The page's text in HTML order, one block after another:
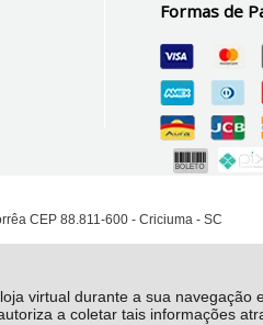
virtual durante a sua navegação
a coletar tais informações
Formas de
CEP 88.811-600 - Criciuma - SC